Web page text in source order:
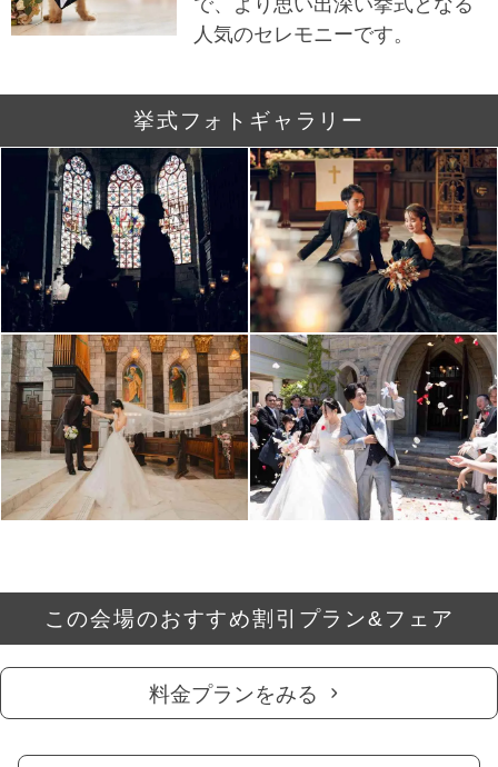
人気のセレモニーです。
挙式フォトギャラリー
この会場のおすすめ割引プラン&フェア
料金プランをみる